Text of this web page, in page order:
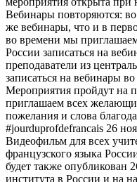
Вебинары повторяются:
же вебинары, что и в
во времени мы
России записаться на
преподаватели из
записаться на вебинары
Мероприятия пройдут на
приглашаем всех
пожелания и слова
#jourduprofdefrancais 26
Видеофильм для всех
французского языка
будет также опубликован
института в России и на